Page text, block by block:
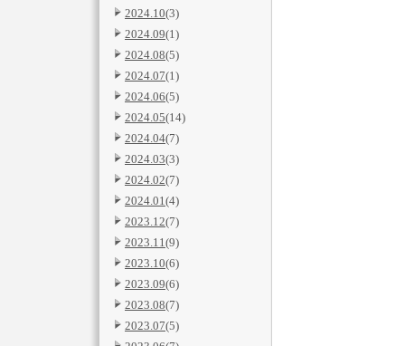
2024.10(3)
2024.09(1)
2024.08(5)
2024.07(1)
2024.06(5)
2024.05(14)
2024.04(7)
2024.03(3)
2024.02(7)
2024.01(4)
2023.12(7)
2023.11(9)
2023.10(6)
2023.09(6)
2023.08(7)
2023.07(5)